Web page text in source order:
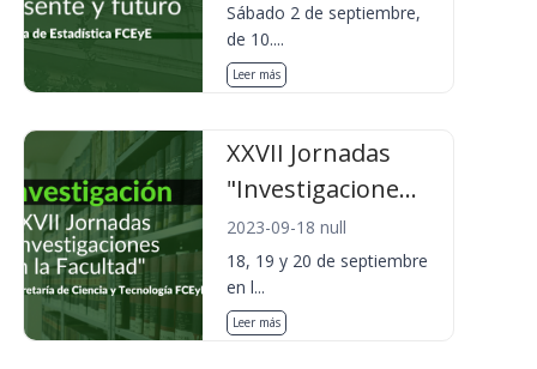
Sábado 2 de septiembre,
de 10....
Leer más
XXVII Jornadas
"Investigacione...
2023-09-18 null
18, 19 y 20 de septiembre
en l...
Leer más